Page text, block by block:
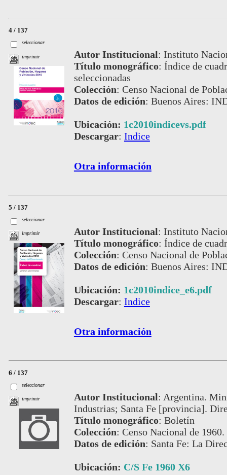
4 / 137
seleccionar
imprimir Autor Institucional: Instituto
Título monográfico: Índice de
seleccionadas
Colección: Censo Nacional de
Datos de edición: Buenos Aires:
Ubicación: 1c2010indicevs.pdf
Descargar: Indice
Otra información
5 / 137
seleccionar
imprimir Autor Institucional: Instituto
Título monográfico: Índice de
Colección: Censo Nacional de
Datos de edición: Buenos Aires:
Ubicación: 1c2010indice_e6.pdf
Descargar: Indice
Otra información
6 / 137
seleccionar
imprimir Autor Institucional: Argentina.
Industrias; Santa Fe [provincia].
Título monográfico: Boletín
Colección: Censo Nacional de 1960.
Datos de edición: Santa Fe: La
Ubicación: C/S Fe 1960 X6